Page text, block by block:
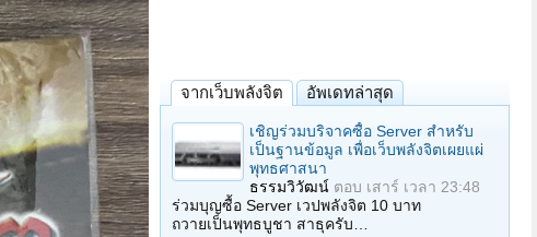
จากเว็บพลังจิต อัพเดทล่าสุด
เชิญร่วมบริจาคซื้อ Server สำหรับ
เป็นฐานข้อมูล เพื่อเว็บพลังจิตเผยแผ่
พุทธศาสนา
ธรรมวิวัฒน์ ตอบ เสาร์ เวลา 23:48
ร่วมบุญซื้อ Server เวปพลังจิต 10 บาท
ถวายเป็นพุทธบูชา สาธุครับ…